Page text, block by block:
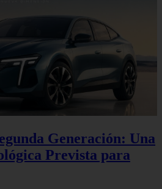
Generación: Una
Prevista para